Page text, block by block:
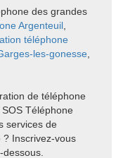
des grandes
Argenteuil
téléphone
les-gonesse
de téléphone
Téléphone
services de
? Inscrivez-vous